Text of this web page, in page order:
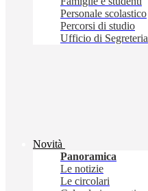
Personale scolastico
Percorsi di studio
Ufficio di Segreteria
Novità
Panoramica
Le notizie
Le circolari